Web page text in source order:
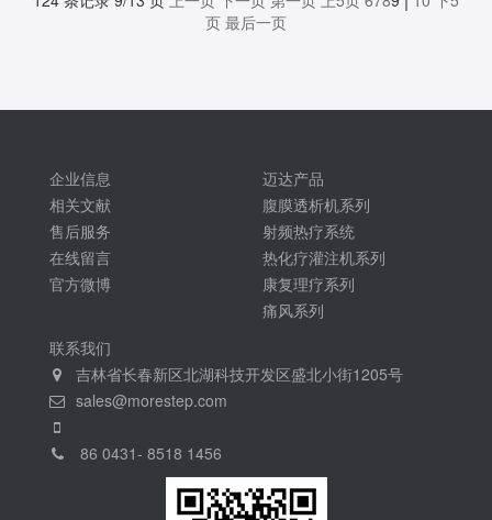
页 最后一页
企业信息
相关文献
售后服务
在线留言
官方微博
迈达产品
腹膜透析机系列
射频热疗系统
热化疗灌注机系列
康复理疗系列
痛风系列
联系我们
吉林省长春新区北湖科技开发区盛北小街1205号
sales@morestep.com
86 0431- 8518 1456